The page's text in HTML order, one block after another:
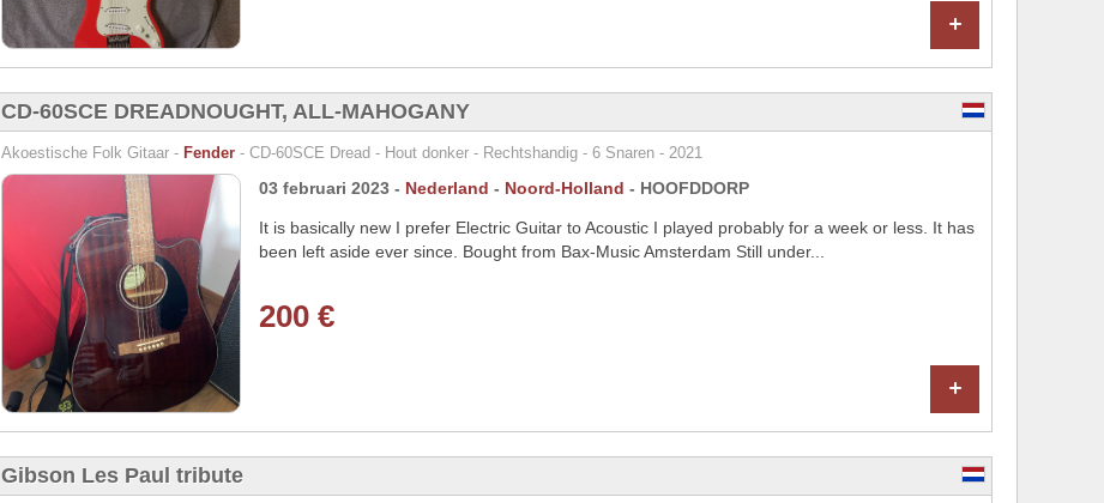
+
CD-60SCE DREADNOUGHT, ALL-MAHOGANY
Akoestische Folk Gitaar - Fender - CD-60SCE Dread - Hout donker - Rechtshandig - 6 Snaren - 2021
03 februari 2023 - Nederland - Noord-Holland - HOOFDDORP
It is basically new I prefer Electric Guitar to Acoustic I played probably for a week or less. It has
been left aside ever since. Bought from Bax-Music Amsterdam Still under...
200 €
+
Gibson Les Paul tribute